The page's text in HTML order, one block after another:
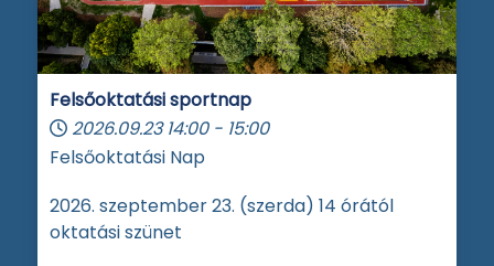
Felsőoktatási sportnap
2026.09.23 14:00 - 15:00
Felsőoktatási Nap
2026. szeptember 23. (szerda) 14 órától
oktatási szünet